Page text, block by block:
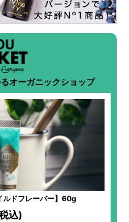
オーガニックショップ
ルドフレーバー】60g
込)